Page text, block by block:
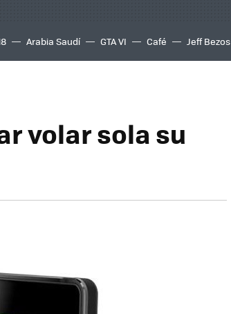
Arabia Saudí GTA VI Café Jeff Bezos
volar sola su